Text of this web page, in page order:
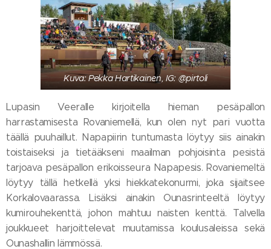
Kuva: Pekka Hartikainen, IG: @pirtoli
Lupasin Veeralle kirjoitella hieman pesäpallon
harrastamisesta Rovaniemellä, kun olen nyt pari vuotta
täällä puuhaillut. Napapiirin tuntumasta löytyy siis ainakin
toistaiseksi ja tietääkseni maailman pohjoisinta pesistä
tarjoava pesäpallon erikoisseura Napapesis. Rovaniemeltä
löytyy tällä hetkellä yksi hiekkatekonurmi, joka sijaitsee
Korkalovaarassa. Lisäksi ainakin Ounasrinteeltä löytyy
kumirouhekenttä, johon mahtuu naisten kenttä. Talvella
joukkueet harjoittelevat muutamissa koulusaleissa sekä
Ounashallin lämmössä.